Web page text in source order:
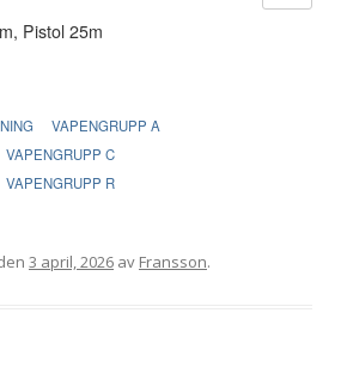
Pistol 25m
VAPENGRUPP A
VAPENGRUPP C
VAPENGRUPP R
3 april, 2026 av Fransson.